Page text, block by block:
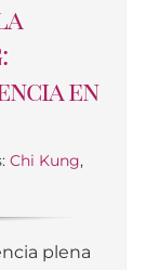
en
Chi Kung,
plena